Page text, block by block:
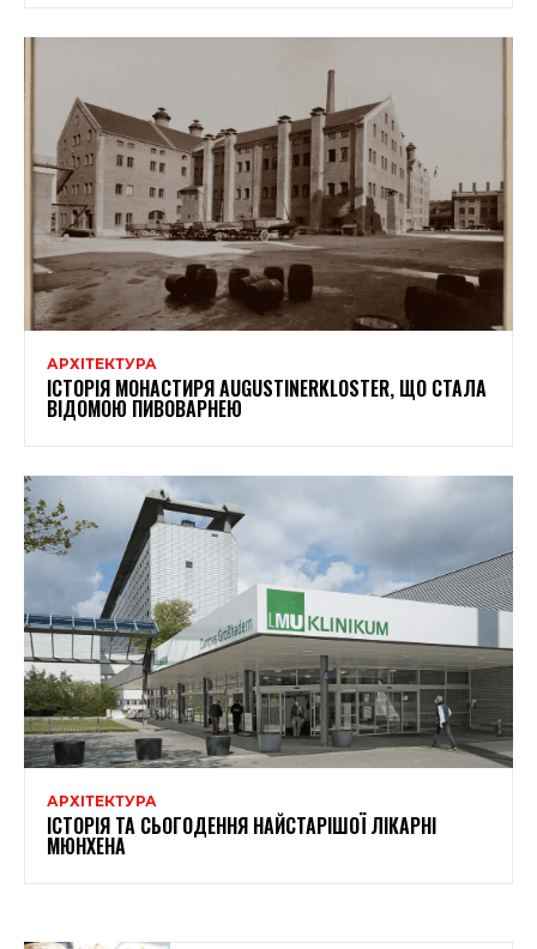
АРХІТЕКТУРА
ІСТОРІЯ МОНАСТИРЯ AUGUSTINERKLOSTER, ЩО СТАЛА
ВІДОМОЮ ПИВОВАРНЕЮ
АРХІТЕКТУРА
ІСТОРІЯ ТА СЬОГОДЕННЯ НАЙСТАРІШОЇ ЛІКАРНІ
МЮНХЕНА